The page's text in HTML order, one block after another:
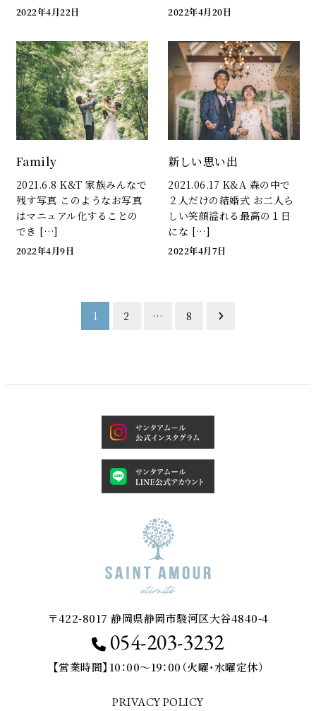
2022年4月22日 2022年4月20日
Family
2021.6.8 K&T 家族みんなで
残す写真 このようなお写真
はマニュアル化することの
でき […]
2022年4月9日
新しい思い出
2021.06.17 K&A 森の中で
２人だけの結婚式 お二人ら
しい笑顔溢れる最高の１日
にな […]
2022年4月7日
の
1 2 … 8
〒422-8017 静岡県静岡市駿河区大谷4840-4
054-203-3232
【営業時間】10：00～19：00（火曜・水曜定休）
PRIVACY POLICY